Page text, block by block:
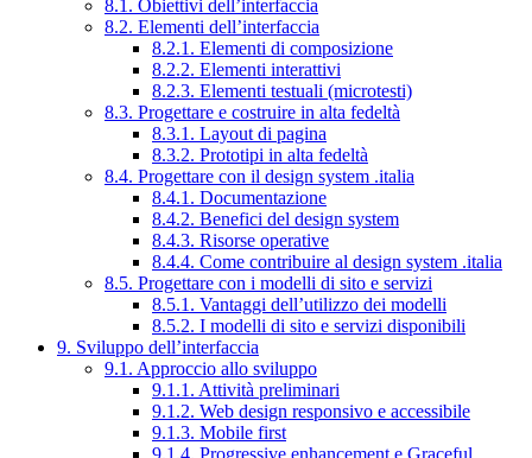
8.1. Obiettivi dell’interfaccia
8.2. Elementi dell’interfaccia
8.2.1. Elementi di composizione
8.2.2. Elementi interattivi
8.2.3. Elementi testuali (microtesti)
8.3. Progettare e costruire in alta fedeltà
8.3.1. Layout di pagina
8.3.2. Prototipi in alta fedeltà
8.4. Progettare con il design system .italia
8.4.1. Documentazione
8.4.2. Benefici del design system
8.4.3. Risorse operative
8.4.4. Come contribuire al design system .italia
8.5. Progettare con i modelli di sito e servizi
8.5.1. Vantaggi dell’utilizzo dei modelli
8.5.2. I modelli di sito e servizi disponibili
9. Sviluppo dell’interfaccia
9.1. Approccio allo sviluppo
9.1.1. Attività preliminari
9.1.2. Web design responsivo e accessibile
9.1.3. Mobile first
9.1.4. Progressive enhancement e Graceful